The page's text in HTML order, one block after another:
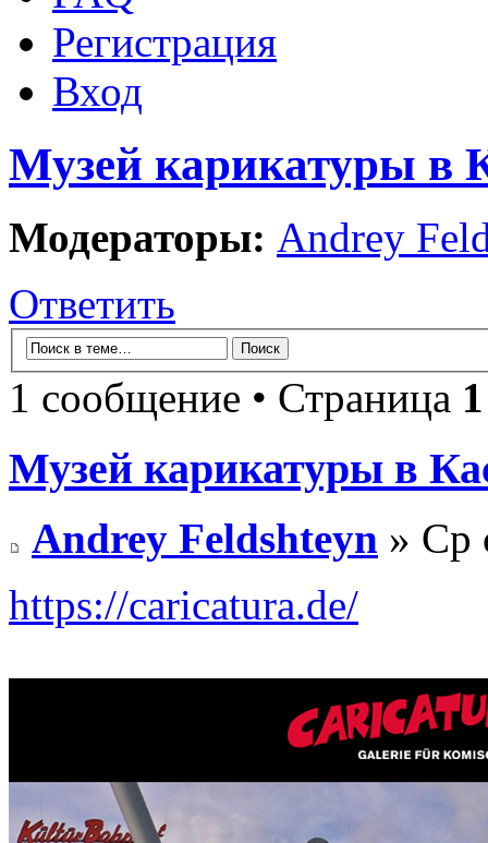
Регистрация
Вход
Музей карикатуры в
Модераторы: Andrey
Ответить
1 сообщение • Страница 1
Музей карикатуры в
Andrey Feldshteyn » Ср
https://caricatura.de/